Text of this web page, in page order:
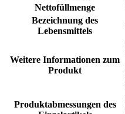
Nettofüllmenge
Bezeichnung des
Lebensmittels
Weitere Informationen zum
Produkt
Produktabmessungen des